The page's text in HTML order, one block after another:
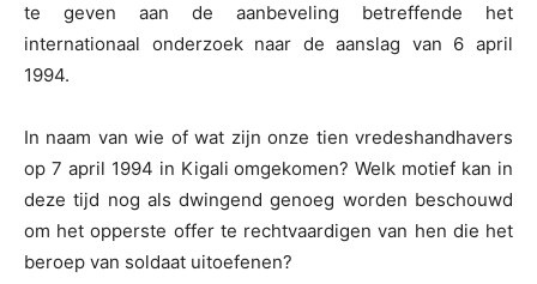
te geven aan de aanbeveling betreffende het
internationaal onderzoek naar de aanslag van 6 april
1994.
In naam van wie of wat zijn onze tien vredeshandhavers
op 7 april 1994 in Kigali omgekomen? Welk motief kan in
deze tijd nog als dwingend genoeg worden beschouwd
om het opperste offer te rechtvaardigen van hen die het
beroep van soldaat uitoefenen?